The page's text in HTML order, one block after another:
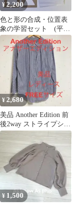
¥2,200
色と形の合成・位置表
象の学習セット (平面
構成 空間認知 左
右 上下 順番)
¥2,680
美品 Another Edition 前
後2way ストライプシャ
ツブラウス
¥ 1,500